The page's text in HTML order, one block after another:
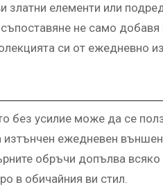
златни елементи или
не само добавя
си от ежедневно
без усилие може да се
ежедневен
обръчи допълва
в обичайния ви стил.